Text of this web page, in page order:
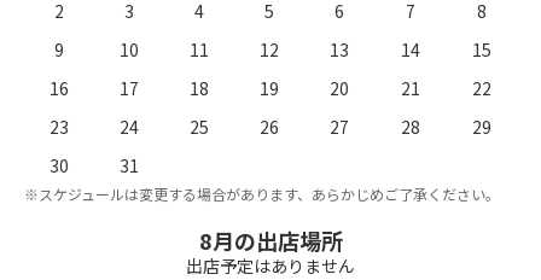
2
3 4 5 6 7
8
9
10 11 12 13 14
15
16
17 18 19 20 21
22
23
24 25 26 27 28
29
30
31
※スケジュールは変更する場合があります、あらかじめご了承ください。
8月の出店場所
出店予定はありません